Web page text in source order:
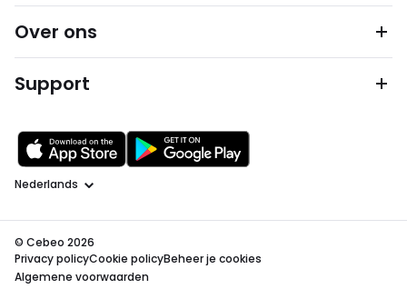
Over ons
Support
Taal
© Cebeo 2026
Privacy policyCookie policyBeheer je cookies
Algemene voorwaarden